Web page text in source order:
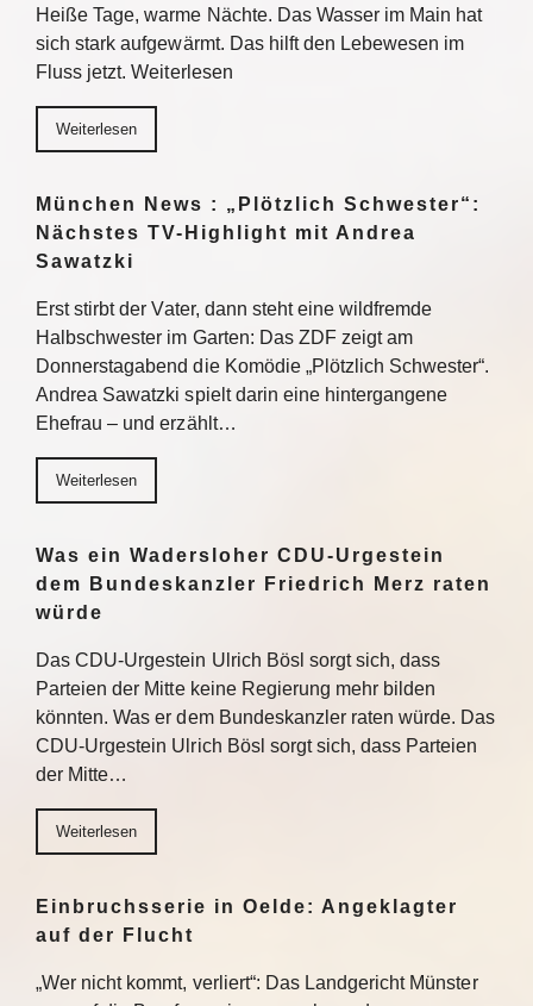
Heiße Tage, warme Nächte. Das Wasser im Main hat
sich stark aufgewärmt. Das hilft den Lebewesen im
Fluss jetzt. Weiterlesen
Weiterlesen
München News : „Plötzlich Schwester“:
Nächstes TV-Highlight mit Andrea
Sawatzki
Erst stirbt der Vater, dann steht eine wildfremde
Halbschwester im Garten: Das ZDF zeigt am
Donnerstagabend die Komödie „Plötzlich Schwester“.
Andrea Sawatzki spielt darin eine hintergangene
Ehefrau – und erzählt…
Weiterlesen
Was ein Wadersloher CDU-Urgestein
dem Bundeskanzler Friedrich Merz raten
würde
Das CDU-Urgestein Ulrich Bösl sorgt sich, dass
Parteien der Mitte keine Regierung mehr bilden
könnten. Was er dem Bundeskanzler raten würde. Das
CDU-Urgestein Ulrich Bösl sorgt sich, dass Parteien
der Mitte…
Weiterlesen
Einbruchsserie in Oelde: Angeklagter
auf der Flucht
„Wer nicht kommt, verliert“: Das Landgericht Münster